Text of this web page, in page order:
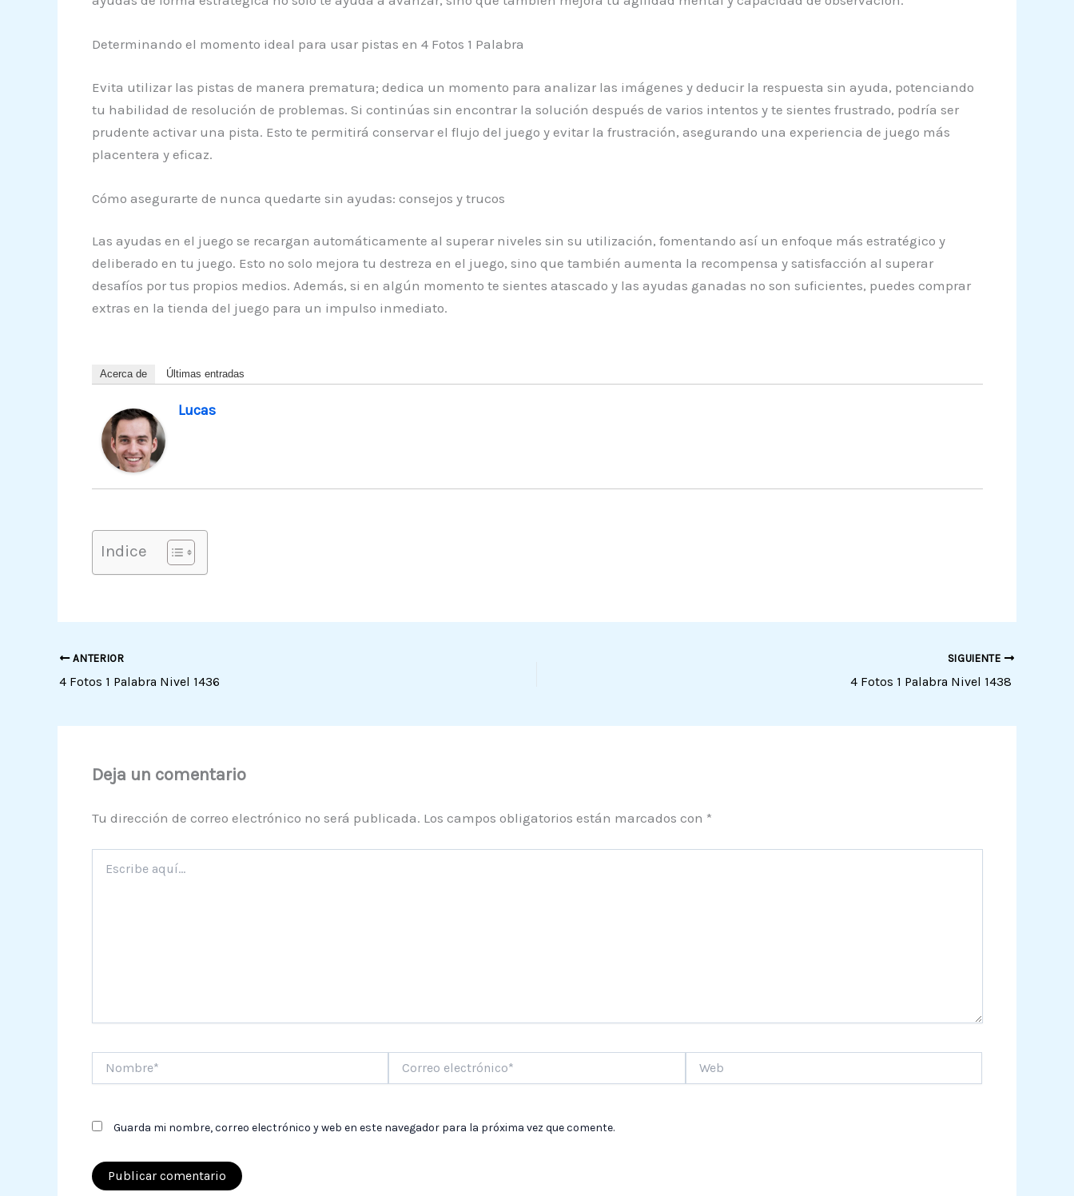
Determinando el momento ideal para usar pistas en 4 Fotos 1 Palabra
Evita utilizar las pistas de manera prematura; dedica un momento para analizar las imágenes y deducir la respuesta sin ayuda, potenciando
tu habilidad de resolución de problemas. Si continúas sin encontrar la solución después de varios intentos y te sientes frustrado, podría ser
prudente activar una pista. Esto te permitirá conservar el flujo del juego y evitar la frustración, asegurando una experiencia de juego más
placentera y eficaz.
Cómo asegurarte de nunca quedarte sin ayudas: consejos y trucos
Las ayudas en el juego se recargan automáticamente al superar niveles sin su utilización, fomentando así un enfoque más estratégico y
deliberado en tu juego. Esto no solo mejora tu destreza en el juego, sino que también aumenta la recompensa y satisfacción al superar
desafíos por tus propios medios. Además, si en algún momento te sientes atascado y las ayudas ganadas no son suficientes, puedes comprar
extras en la tienda del juego para un impulso inmediato.
Acerca de Últimas entradas
Lucas
Indice
ANTERIOR
4 Fotos 1 Palabra Nivel 1436
SIGUIENTE
4 Fotos 1 Palabra Nivel 1438
Deja un comentario
Tu dirección de correo electrónico no será publicada. Los campos obligatorios están marcados con *
aquí...
electrónico*
Guarda mi nombre, correo electrónico y web en este navegador para la próxima vez que comente.